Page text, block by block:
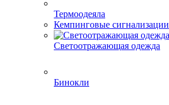
Термоодеяла
Кемпинговые сигнализации
Светоотражающая одежда
Бинокли